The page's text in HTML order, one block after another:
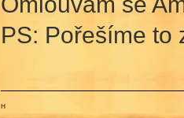
PS: Pořešíme
ʜ